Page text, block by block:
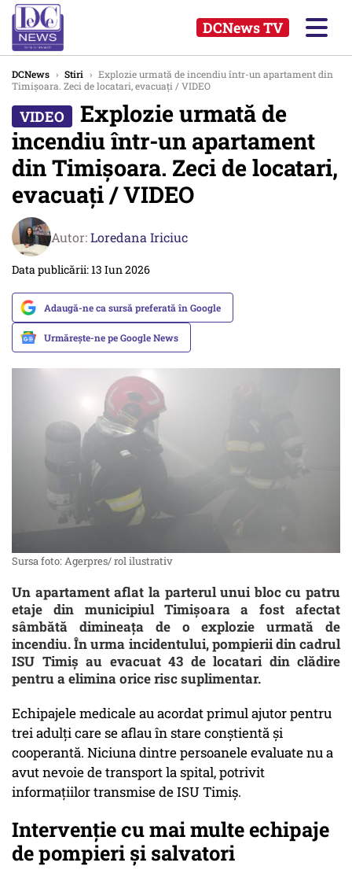
DCNews TV
DCNews › Stiri › Explozie urmată de incendiu într-un apartament din
Timișoara. Zeci de locatari, evacuați / VIDEO
Explozie urmată de
incendiu într-un apartament
din Timișoara. Zeci de locatari,
evacuați / VIDEO
Autor:Loredana Iriciuc
Data publicării: 13 Iun 2026
Adaugă-ne ca sursă preferată în Google
Urmărește-ne pe Google News
Sursa foto: Agerpres/ rol ilustrativ
Un apartament aflat la parterul unui bloc cu patru
etaje din municipiul Timișoara a fost afectat
sâmbătă dimineața de o explozie urmată de
incendiu. În urma incidentului, pompierii din cadrul
ISU Timiș au evacuat 43 de locatari din clădire
pentru a elimina orice risc suplimentar.
Echipajele medicale au acordat primul ajutor pentru
trei adulți care se aflau în stare conștientă și
cooperantă. Niciuna dintre persoanele evaluate nu a
avut nevoie de transport la spital, potrivit
informațiilor transmise de ISU Timiș.
Intervenție cu mai multe echipaje
de pompieri și salvatori